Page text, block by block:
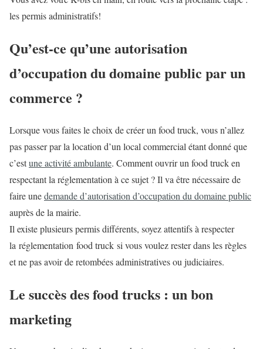
les permis administratifs!
Qu’est-ce qu’une autorisation
d’occupation du domaine public par un
commerce ?
Lorsque vous faites le choix de créer un food truck, vous n’allez
pas passer par la location d’un local commercial étant donné que
c’estune activité ambulante. Comment ouvrir un food truck en
respectant la réglementation à ce sujet ? Il va être nécessaire de
faire unedemande d’autorisation d’occupation du domaine public
auprès de la mairie.
Il existe plusieurs permis différents, soyez attentifs à respecter
la réglementation food truck si vous voulez rester dans les règles
et ne pas avoir de retombées administratives ou judiciaires.
Le succès des food trucks : un bon
marketing